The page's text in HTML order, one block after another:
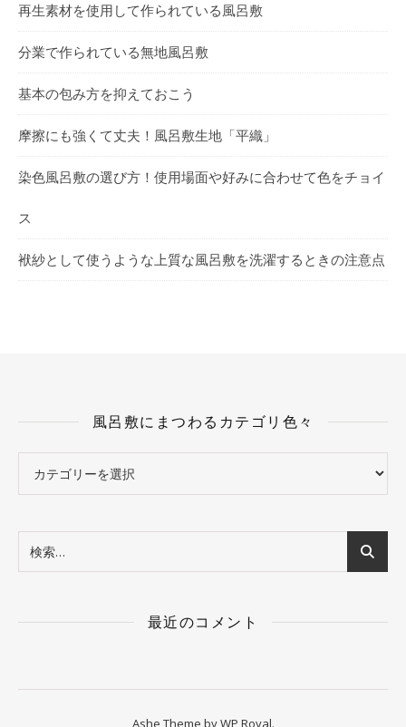
再生素材を使用して作られている風呂敷
分業で作られている無地風呂敷
基本の包み方を抑えておこう
摩擦にも強くて丈夫！風呂敷生地「平織」
染色風呂敷の選び方！使用場面や好みに合わせて色をチョイ
ス
袱紗として使うような上質な風呂敷を洗濯するときの注意点
風呂敷にまつわるカテゴリ色々
最近のコメント
Ashe Theme byWP Royal.